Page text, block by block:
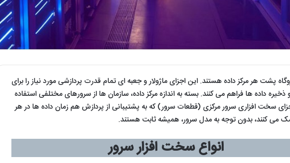
پشت هر مرکز داده هستند. این اجزای ماژولار و جعبه ای تمام قدرت پردازشی مورد نیاز را برای
داده ها فراهم می کنند. بسته به اندازه مرکز داده، سازمان ها از سرورهای مختلفی استفاده
سخت افزاری سرور مرکزی (قطعات سرور) که به پشتیبانی از پردازش هم زمان داده ها در هر
می کنند، بدون توجه به مدل سرور، همیشه ثابت هستند.
انواع سخت افزار سرور